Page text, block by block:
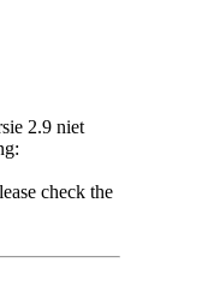
2.9 niet
check the